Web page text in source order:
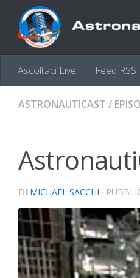
Sotto il contenuto
Ascoltaci Live! Feed RSS
ASTRONAUTICAST /
DI MICHAEL SACCHI ·